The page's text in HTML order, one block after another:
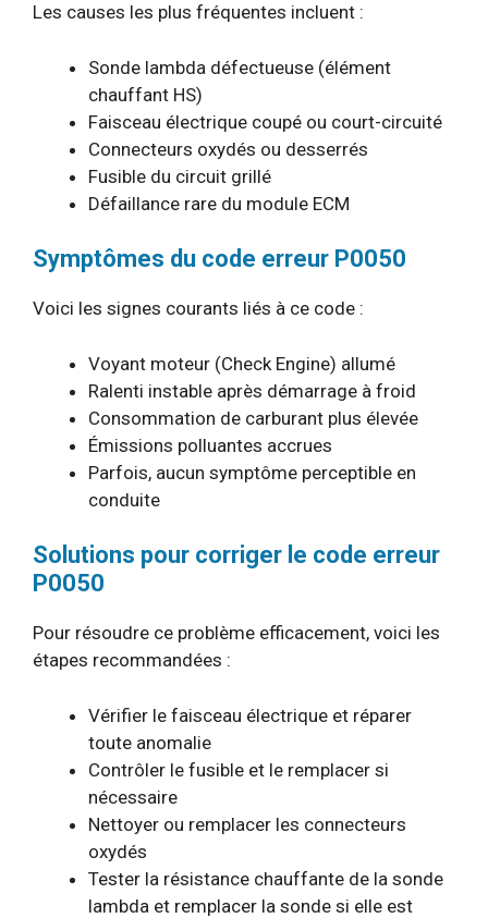
Les causes les plus fréquentes incluent :
Sonde lambda défectueuse (élément
chauffant HS)
Faisceau électrique coupé ou court-circuité
Connecteurs oxydés ou desserrés
Fusible du circuit grillé
Défaillance rare du module ECM
Symptômes du code erreur P0050
Voici les signes courants liés à ce code :
Voyant moteur (Check Engine) allumé
Ralenti instable après démarrage à froid
Consommation de carburant plus élevée
Émissions polluantes accrues
Parfois, aucun symptôme perceptible en
conduite
Solutions pour corriger le code erreur
P0050
Pour résoudre ce problème efficacement, voici les
étapes recommandées :
Vérifier le faisceau électrique et réparer
toute anomalie
Contrôler le fusible et le remplacer si
nécessaire
Nettoyer ou remplacer les connecteurs
oxydés
Tester la résistance chauffante de la sonde
lambda et remplacer la sonde si elle est